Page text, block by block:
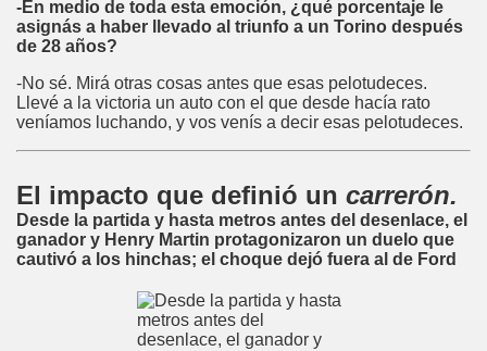
-En medio de toda esta emoción, ¿qué porcentaje le
asignás a haber llevado al triunfo a un Torino después
de 28 años?
-No sé. Mirá otras cosas antes que esas pelotudeces.
Llevé a la victoria un auto con el que desde hacía rato
veníamos luchando, y vos venís a decir esas pelotudeces.
El impacto que definió un carrerón.
Desde la partida y hasta metros antes del desenlace, el
ganador y Henry Martin protagonizaron un duelo que
cautivó a los hinchas; el choque dejó fuera al de Ford
tc